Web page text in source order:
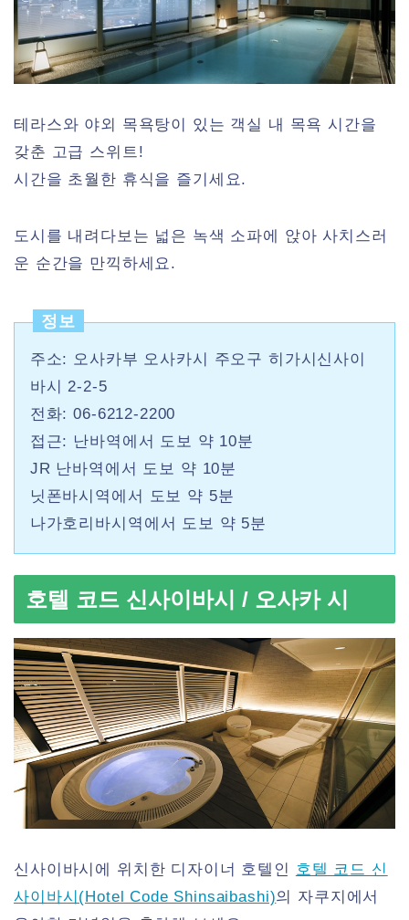
테라스와 야외 목욕탕이 있는 객실 내 목욕 시간을
갖춘 고급 스위트!
시간을 초월한 휴식을 즐기세요.
도시를 내려다보는 넓은 녹색 소파에 앉아 사치스러
운 순간을 만끽하세요.
정보
주소: 오사카부 오사카시 주오구 히가시신사이
바시 2-2-5
전화: 06-6212-2200
접근: 난바역에서 도보 약 10분
JR 난바역에서 도보 약 10분
닛폰바시역에서 도보 약 5분
나가호리바시역에서 도보 약 5분
호텔 코드 신사이바시 / 오사카 시
신사이바시에 위치한 디자이너 호텔인
호텔 코드 신
사이바시(Hotel Code Shinsaibashi)의 자쿠지에서